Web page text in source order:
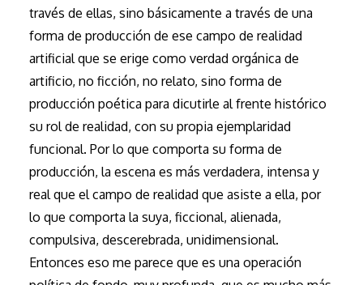
través de ellas, sino básicamente a través de una
forma de producción de ese campo de realidad
artificial que se erige como verdad orgánica de
artificio, no ficción, no relato, sino forma de
producción poética para dicutirle al frente histórico
su rol de realidad, con su propia ejemplaridad
funcional. Por lo que comporta su forma de
producción, la escena es más verdadera, intensa y
real que el campo de realidad que asiste a ella, por
lo que comporta la suya, ficcional, alienada,
compulsiva, descerebrada, unidimensional.
Entonces eso me parece que es una operación